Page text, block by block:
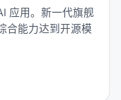
应用。新一代旗舰
合能力达到开源模